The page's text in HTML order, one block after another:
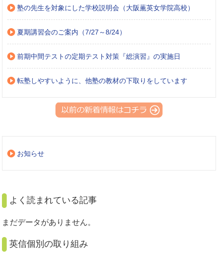
塾の先生を対象にした学校説明会（大阪薫英女学院高校）
夏期講習会のご案内（7/27～8/24）
前期中間テストの定期テスト対策『総演習』の実施日
転塾しやすいように、他塾の教材の下取りをしています
お知らせ
よく読まれている記事
まだデータがありません。
英信個別の取り組み